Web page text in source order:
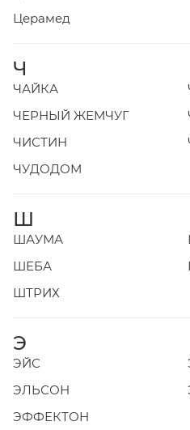
Церамед
Ч
ЧАЙКА
ЧЕРНЫЙ ЖЕМЧУГ
ЧИСТИН
ЧУДОДОМ
Ш
ШАУМА
ШЕБА
ШТРИХ
Э
ЭЙС
ЭЛЬСОН
ЭФФЕКТОН